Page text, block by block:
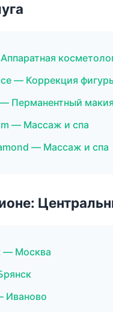
— Коррекция
Перманентный
— Массаж и спа
— Массаж и спа
— Москва
Иваново